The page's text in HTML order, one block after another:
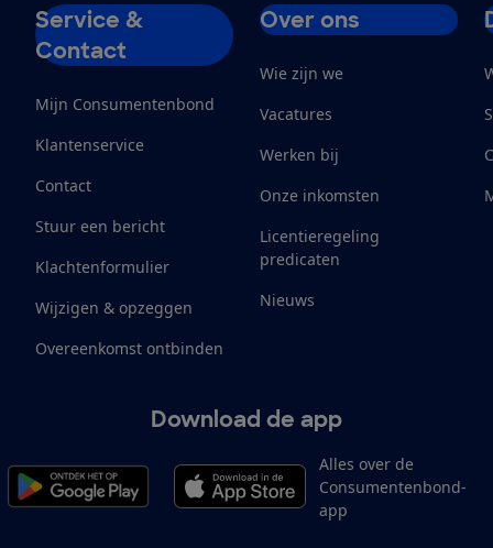
Service &
Contact
Mijn Consumentenbond
Klantenservice
Contact
Stuur een bericht
Klachtenformulier
Wijzigen & opzeggen
Overeenkomst ontbinden
Over ons
Wie zijn we
Vacatures
Werken bij
Onze inkomsten
Licentieregeling
predicaten
Nieuws
Download de app
Alles over de
Consumentenbond-
app